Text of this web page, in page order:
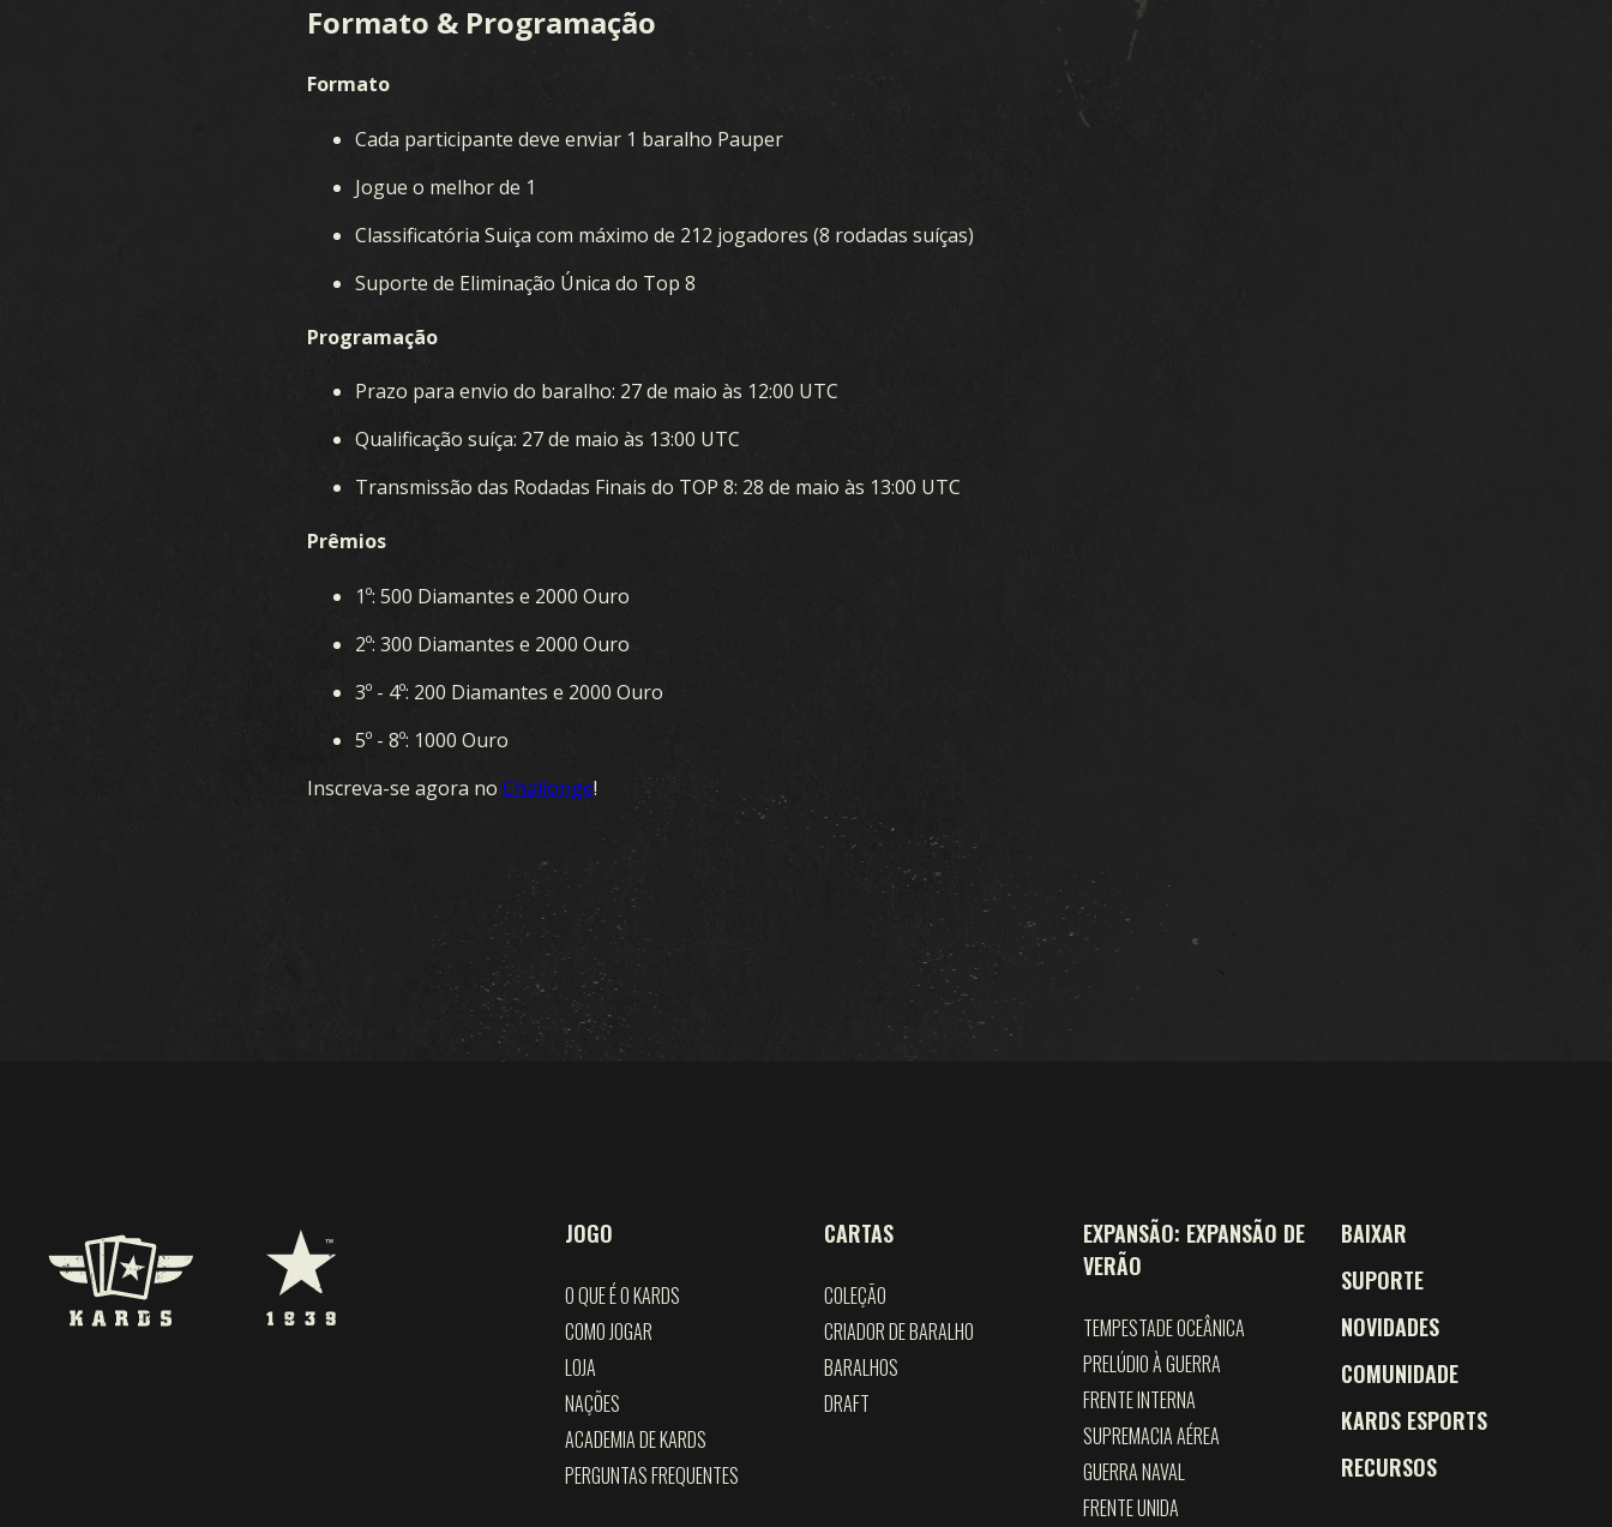
Formato & Programação
Formato
Cada participante deve enviar 1 baralho Pauper
Jogue o melhor de 1
Classificatória Suiça com máximo de 212 jogadores (8 rodadas suíças)
Suporte de Eliminação Única do Top 8
Programação
Prazo para envio do baralho: 27 de maio às 12:00 UTC
Qualificação suíça: 27 de maio às 13:00 UTC
Transmissão das Rodadas Finais do TOP 8: 28 de maio às 13:00 UTC
Prêmios
1º: 500 Diamantes e 2000 Ouro
2º: 300 Diamantes e 2000 Ouro
3º - 4º: 200 Diamantes e 2000 Ouro
5º - 8º: 1000 Ouro
Inscreva-se agora no Challonge!
OPERAÇÕES SECRETAS
LEGIÕES
JOGO
O QUE É O KARDS
COMO JOGAR
LOJA
NAÇÕES
ACADEMIA DE KARDS
PERGUNTAS FREQUENTES
CARTAS
COLEÇÃO
CRIADOR DE BARALHO
BARALHOS
DRAFT
EXPANSÃO: EXPANSÃO DE
VERÃO
TEMPESTADE OCEÂNICA
PRELÚDIO À GUERRA
FRENTE INTERNA
SUPREMACIA AÉREA
GUERRA NAVAL
FRENTE UNIDA
BAIXAR
SUPORTE
NOVIDADES
COMUNIDADE
KARDS ESPORTS
RECURSOS